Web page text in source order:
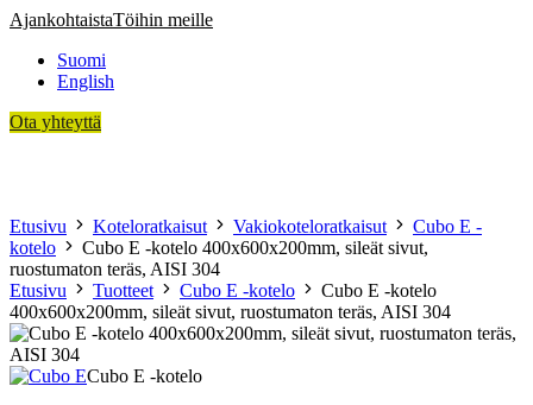
Siirry
AjankohtaistaTöihin meille
Suomi
English
Ota yhteyttä
Etusivu
Koteloratkaisut Vakiokoteloratkaisut
Cubo E -
kotelo
Cubo E -kotelo 400x600x200mm, sileät sivut,
ruostumaton teräs, AISI 304
Etusivu
Tuotteet Cubo E -kotelo
Cubo E -kotelo
400x600x200mm, sileät sivut, ruostumaton teräs, AISI 304
Cubo E -kotelo